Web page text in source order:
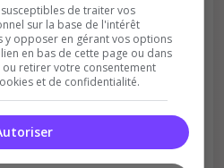
communauté
= plus de joueurs
de traiter vos
sur la base de l'intérêt
y opposer en gérant vos options
en bas de cette page ou dans
retirer votre consentement
et de confidentialité.